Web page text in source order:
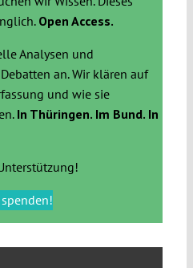
Open Access.
Analysen und
an. Wir klären auf
und wie sie
In Thüringen. Im Bund. In